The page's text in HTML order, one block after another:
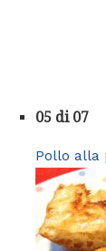
05 di 07
Pollo alla